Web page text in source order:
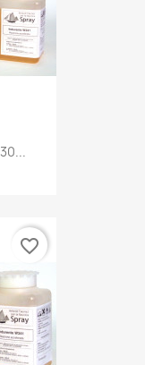
favorite_border